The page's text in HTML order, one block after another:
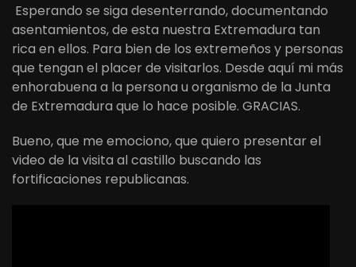
Esperando se siga desenterrando, documentando
asentamientos, de esta nuestra Extremadura tan
rica en ellos. Para bien de los extremeños y personas
que tengan el placer de visitarlos. Desde aquí mi más
enhorabuena a la persona u organismo de la Junta
de Extremadura que lo hace posible. GRACIAS.
Bueno, que me emociono, que quiero presentar el
video de la visita al castillo buscando las
fortificaciones republicanas.